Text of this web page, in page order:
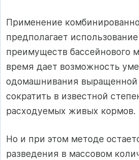
Применение
предполагает
преимуществ бассейнового
время дает возможность
одомашнивания
сократить в известной
расходуемых живых кормов.
Но и при этом методе
разведения в массовом